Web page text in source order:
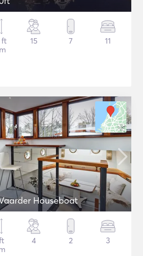
ft
15 7 11
Houseboat
4 2 3